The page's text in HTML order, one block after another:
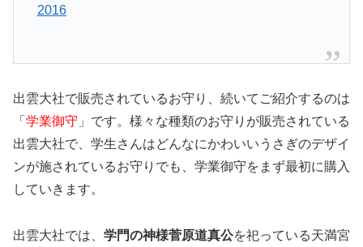
2016
出雲大社で販売されているお守り、続いてご紹介するのは
「 学業御守 」です。様々な種類のお守りが販売されている
出雲大社で、学生さんはどんなにかわいいうさぎのデザイ
ンが施されているお守りでも、学業御守をまず最初に購入
していきます。
出雲大社では、 学門の神様菅原道真公を祀っている天満宮